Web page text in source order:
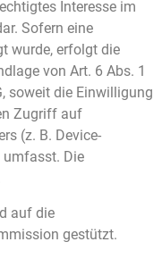
Interesse im
Sofern eine
wurde, erfolgt die
von Art. 6 Abs. 1
soweit die Einwilligung
Zugriff auf
(z. B. Device-
umfasst. Die
auf die
gestützt.